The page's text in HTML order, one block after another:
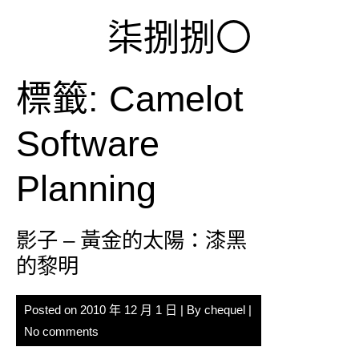
柒捌捌〇
標籤: Camelot
Software
Planning
影子 – 黃金的太陽：漆黑
的黎明
Posted on 2010 年 12 月 1 日 | By chequel |
No comments